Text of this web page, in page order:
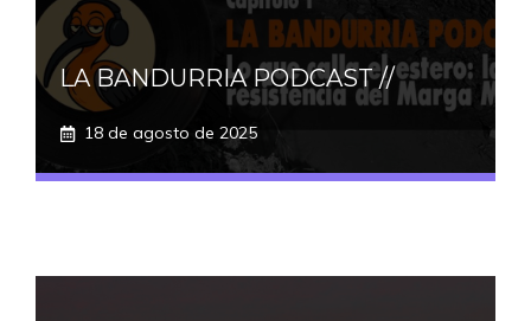
LA BANDURRIA PODCAST //
18 de agosto de 2025